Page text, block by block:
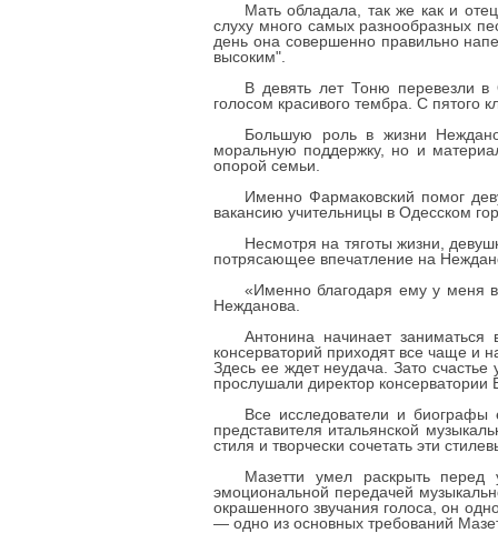
Мать обладала, так же как и
слуху много самых разнообразных
день она совершенно правильно
высоким".
В девять лет Тоню перевезли
голосом красивого тембра. С пятого
Большую роль в жизни
моральную поддержку, но и
опорой семьи.
Именно Фармаковский помог
вакансию учительницы в Одесском
Несмотря на тяготы жизни,
потрясающее впечатление на
«Именно благодаря ему у меня
Нежданова.
Антонина начинает
консерваторий приходят все чаще и
Здесь ее ждет неудача. Зато
прослушали директор
Все исследователи и
представителя итальянской
стиля и творчески сочетать эти
Мазетти умел раскрыть перед
эмоциональной передачей
окрашенного звучания голоса, он
— одно из основных требований